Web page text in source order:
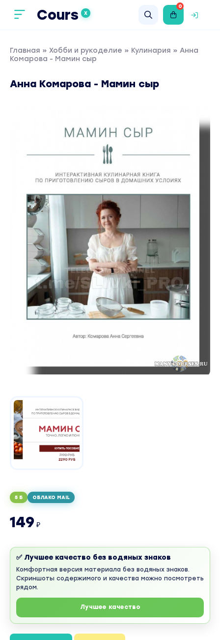
Cours X
0
Главная » Хобби и рукоделие » Кулинария » Анна
Комарова - Мамин сыр
Анна Комарова - Мамин сыр
5 Б ОБЛАКО MAIL
149 ₽
✅ Лучшее качество без водяных знаков
Комфортная версия материала без водяных знаков.
Скриншоты содержимого и качества можно посмотреть
рядом.
Лучшее качество